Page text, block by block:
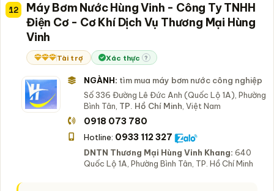
12
Máy Bơm Nước Hùng Vinh - Công Ty TNHH
Điện Cơ - Cơ Khí Dịch Vụ Thương Mại Hùng
Vinh
Tài trợ Xác thực ?
NGÀNH: tìm mua máy bơm nước công nghiệp
Số 336 Đường Lê Đức Anh (Quốc Lộ 1A), Phường
Bình Tân, TP. Hồ Chí Minh, Việt Nam
0918 073 780
Hotline: 0933 112 327
DNTN Thương Mại Hùng Vinh Khang: 640
Quốc Lộ 1A, Phường Bình Tân, TP. Hồ Chí Minh